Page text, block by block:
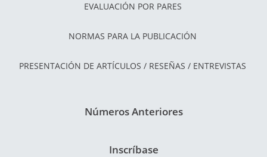
EVALUACIÓN POR PARES
NORMAS PARA LA PUBLICACIÓN
PRESENTACIÓN DE ARTÍCULOS / RESEÑAS / ENTREVISTAS
Números Anteriores
Inscríbase